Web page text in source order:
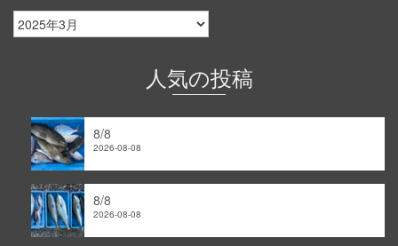
釣
果
人気の投稿
8/8
2026-08-08
8/8
2026-08-08